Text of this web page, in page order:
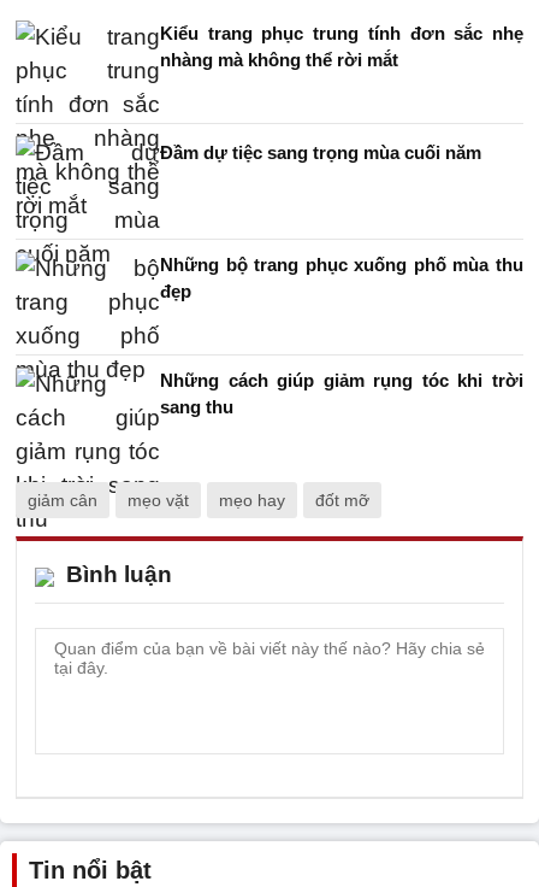
Kiểu trang phục trung tính đơn sắc nhẹ
nhàng mà không thể rời mắt
Đầm dự tiệc sang trọng mùa cuối năm
Những bộ trang phục xuống phố mùa thu
đẹp
Những cách giúp giảm rụng tóc khi trời
sang thu
giảm cân mẹo vặt mẹo hay đốt mỡ
Bình luận
Tin nổi bật